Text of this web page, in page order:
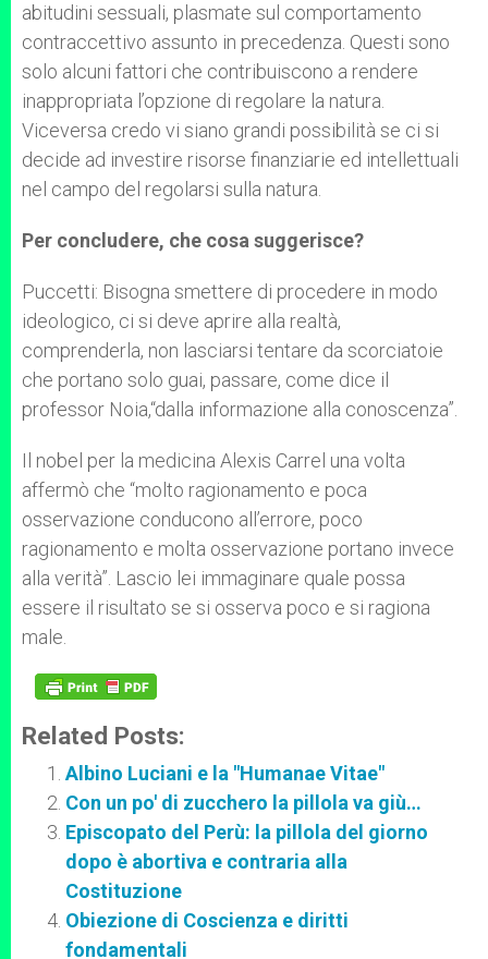
abitudini sessuali, plasmate sul comportamento
contraccettivo assunto in precedenza. Questi sono
solo alcuni fattori che contribuiscono a rendere
inappropriata l’opzione di regolare la natura.
Viceversa credo vi siano grandi possibilità se ci si
decide ad investire risorse finanziarie ed intellettuali
nel campo del regolarsi sulla natura.
Per concludere, che cosa suggerisce?
Puccetti: Bisogna smettere di procedere in modo
ideologico, ci si deve aprire alla realtà,
comprenderla, non lasciarsi tentare da scorciatoie
che portano solo guai, passare, come dice il
professor Noia,“dalla informazione alla conoscenza”.
Il nobel per la medicina Alexis Carrel una volta
affermò che “molto ragionamento e poca
osservazione conducono all’errore, poco
ragionamento e molta osservazione portano invece
alla verità”. Lascio lei immaginare quale possa
essere il risultato se si osserva poco e si ragiona
male.
Related Posts:
Albino Luciani e la "Humanae Vitae"
Con un po' di zucchero la pillola va giù…
Episcopato del Perù: la pillola del giorno
dopo è abortiva e contraria alla
Costituzione
Obiezione di Coscienza e diritti
fondamentali